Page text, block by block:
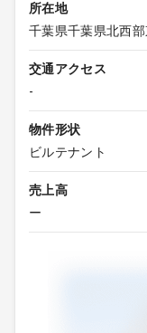
所在地
千葉県千葉県北西部
交通アクセス
-
物件形状
ビルテナント
売上高
ー